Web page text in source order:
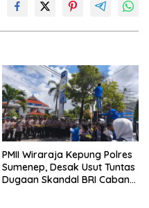
PMII Wiraraja Kepung Polres
Sumenep, Desak Usut Tuntas
Dugaan Skandal BRI Cabang